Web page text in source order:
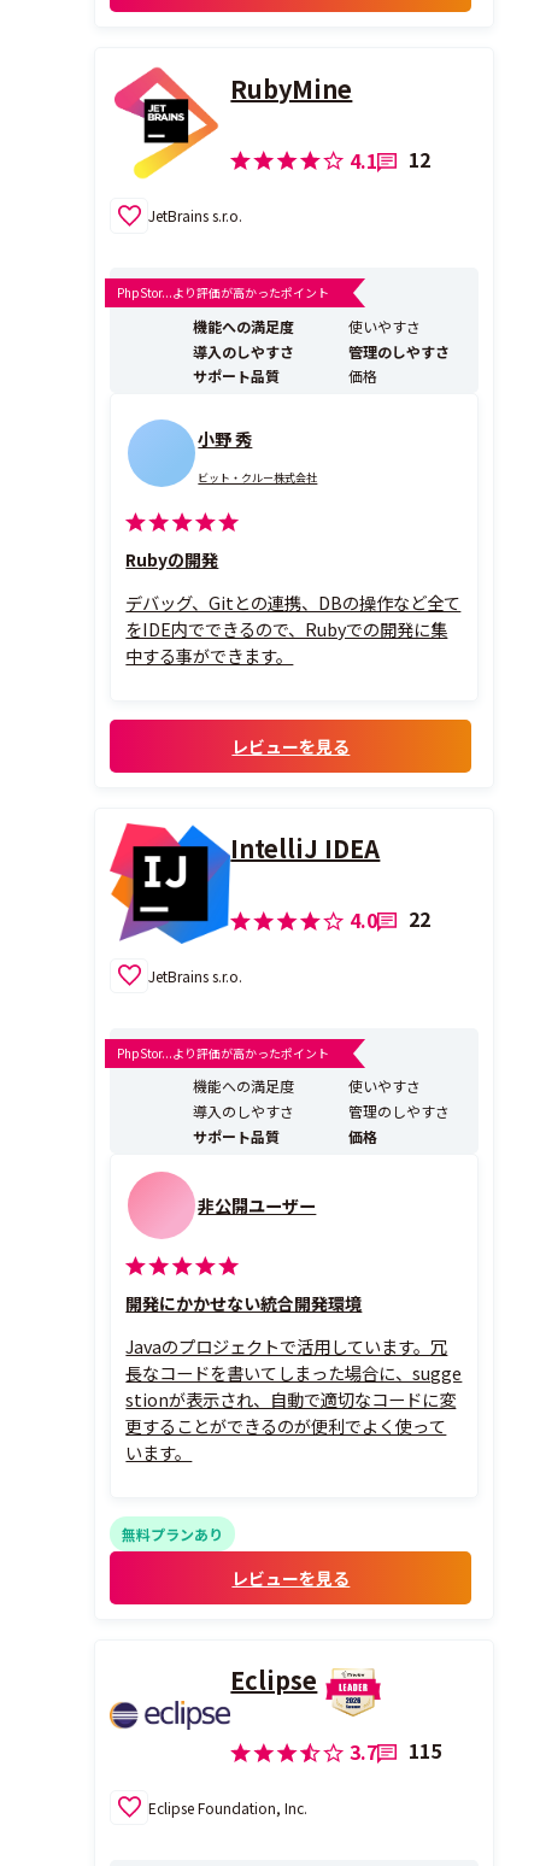
RubyMine
4.1 12
JetBrains s.r.o.
PhpStor...より評価が高かったポイント
機能への満足度
使いやすさ
導入のしやすさ
管理のしやすさ
サポート品質
価格
小野 秀
ビット・クルー株式会社
Rubyの開発
デバッグ、Gitとの連携、DBの操作など全て
をIDE内でできるので、Rubyでの開発に集
中する事ができます。
レビューを見る
IntelliJ IDEA
4.0 22
JetBrains s.r.o.
PhpStor...より評価が高かったポイント
機能への満足度
使いやすさ
導入のしやすさ
管理のしやすさ
サポート品質
価格
非公開ユーザー
開発にかかせない統合開発環境
Javaのプロジェクトで活用しています。冗
長なコードを書いてしまった場合に、sugge
stionが表示され、自動で適切なコードに変
更することができるのが便利でよく使って
います。
無料プランあり
レビューを見る
Eclipse
3.7 115
Eclipse Foundation, Inc.